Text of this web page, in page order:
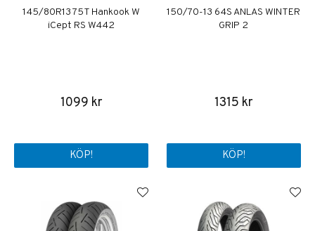
145/80R13 75T Hankook W
iCept RS W442
1099 kr
KÖP!
150/70-13 64S ANLAS WINTER
GRIP 2
1315 kr
KÖP!